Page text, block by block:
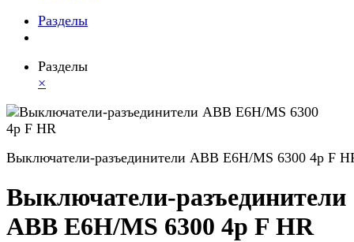
Разделы
Разделы
×
Выключатели-разъединители ABB E6H/MS 6300 4p F
Выключатели-разъединители
ABB E6H/MS 6300 4p F HR